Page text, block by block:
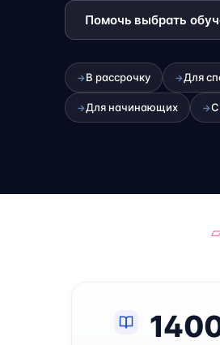
Помочь выбрать
→В рассрочку →Для
→Для начинающих →С